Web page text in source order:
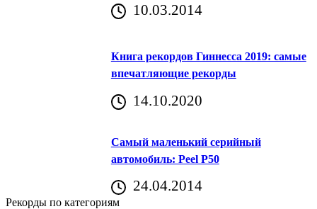
10.03.2014
Книга рекордов Гиннесса 2019: самые
впечатляющие рекорды
14.10.2020
Самый маленький серийный
автомобиль: Peel P50
24.04.2014
Рекорды по категориям